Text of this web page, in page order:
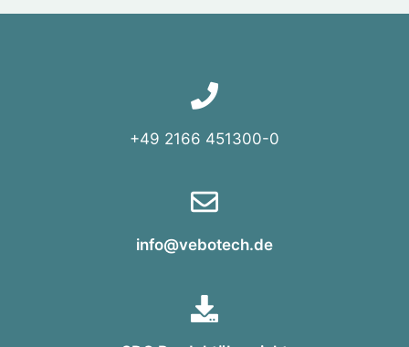
+49 2166 451300-0
info@vebotech.de